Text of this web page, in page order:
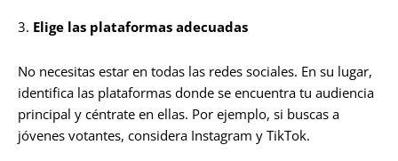
3. Elige las plataformas adecuadas
No necesitas estar en todas las redes sociales. En su lugar,
identifica las plataformas donde se encuentra tu audiencia
principal y céntrate en ellas. Por ejemplo, si buscas a
jóvenes votantes, considera Instagram y TikTok.